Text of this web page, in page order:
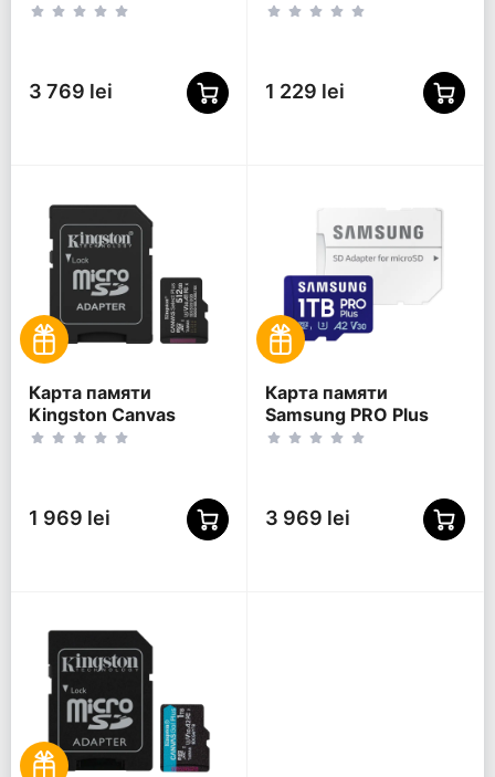
MicroSDXC, 1024Гб
3 769 lei
MicroSDXC, 256Гб
1 229 lei
Карта памяти
Kingston Canvas
Select Plus, 512Гб
1 969 lei
Карта памяти
Samsung PRO Plus
MicroSD, 1024Гб (MB-
3 969 lei